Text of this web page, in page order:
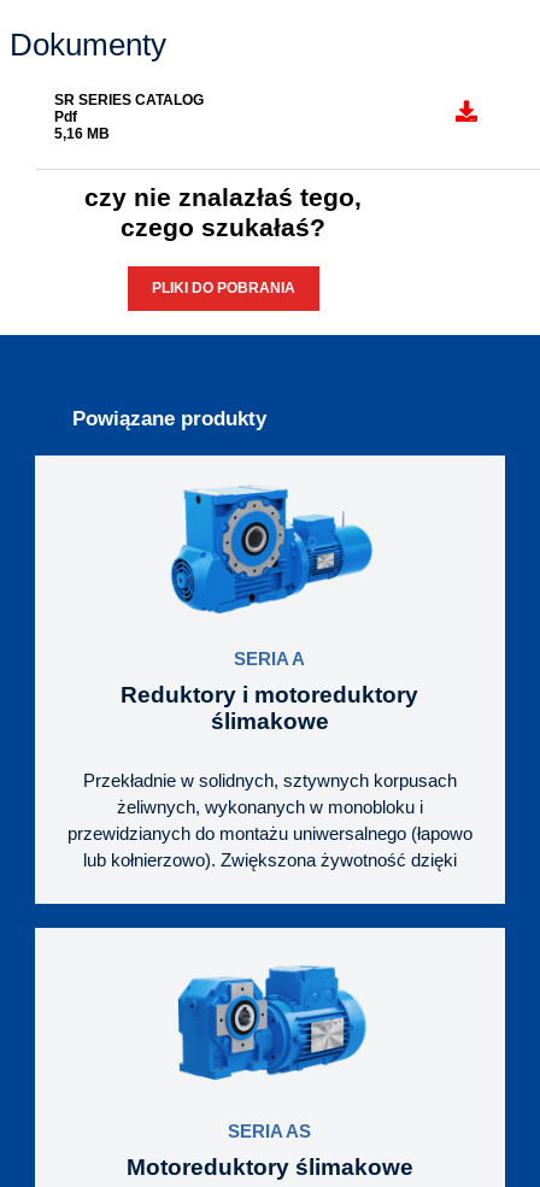
Dokumenty
SR SERIES CATALOG
Pdf
5,16 MB
czy nie znalazłaś tego,
czego szukałaś?
PLIKI DO POBRANIA
Powiązane produkty
SERIA A
Reduktory i motoreduktory
ślimakowe
Przekładnie w solidnych, sztywnych korpusach
żeliwnych, wykonanych w monobloku i
przewidzianych do montażu uniwersalnego (łapowo
lub kołnierzowo). Zwiększona żywotność dzięki
wykorzystanie standardowych silników z
kołnierzami IEC gwarantują łatwość stosowania
oraz serwisu.
SERIA AS
Motoreduktory ślimakowe